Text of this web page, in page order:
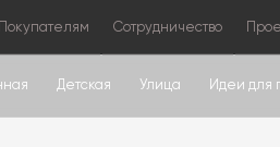
Покупателям Сотрудничество
Детская Улица Идеи для